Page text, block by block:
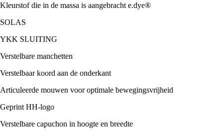
Kleurstof die in de massa is aangebracht e.dye®
SOLAS
YKK SLUITING
Verstelbare manchetten
Verstelbaar koord aan de onderkant
Articuleerde mouwen voor optimale bewegingsvrijheid
Geprint HH-logo
Verstelbare capuchon in hoogte en breedte